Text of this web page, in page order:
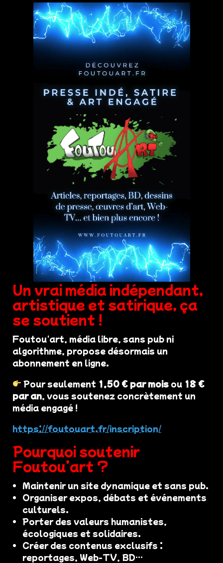
Un vrai média indépendant,
artistique et satirique, ça
se soutient !
Foutou'art, média libre, sans pub ni
algorithme, propose désormais un
abonnement en ligne.
Pour seulement 1,50 € par mois ou 18 €
par an, vous soutenez concrètement un
média engagé !
https://foutouart.fr/inscription/
Pourquoi soutenir
Foutou’art ?
Maintenir un site dynamique et sans pub.
Organiser expos, débats et événements
culturels.
Porter des valeurs humanistes,
écologiques et solidaires.
Créer des contenus exclusifs :
reportages, Web-TV, BD…